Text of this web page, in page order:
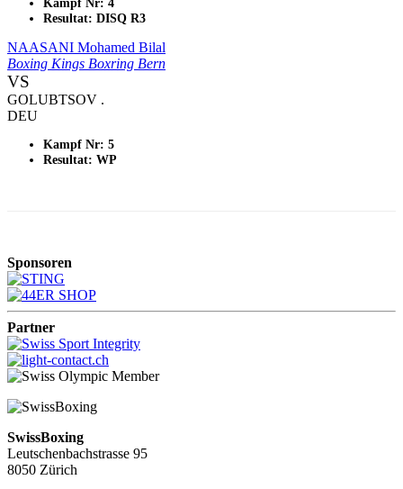
Kampf Nr: 4
Resultat: DISQ R3
NAASANI Mohamed Bilal
Boxing Kings Boxring Bern
VS
GOLUBTSOV .
DEU
Kampf Nr: 5
Resultat: WP
Sponsoren
Partner
SwissBoxing
Leutschenbachstrasse 95
8050 Zürich